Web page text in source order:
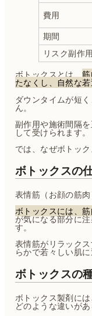
費用
期間
リスク副作用
ボトックスとは、
たなくし、自然な
ダウンタイムが短
ん。
副作用や施術間隔
して受けられます。
では、なぜボトッ
ボトックスの
表情筋（お顔の筋
ボトックスには、
が気になる部分に
す。
表情筋がリラック
らかで若々しい肌
ボトックスの
ボトックス製剤に
どのような違いが